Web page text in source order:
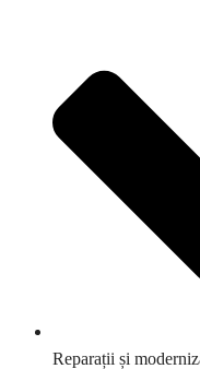
Reparații și